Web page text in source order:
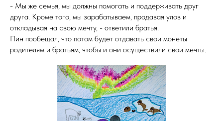
- Мы же семья, мы должны помогать и поддерживать друг
друга. Кроме того, мы зарабатываем, продавая улов и
откладывая на свою мечту, - ответили братья.
Пин пообещал, что потом будет отдавать свои монеты
родителям и братьям, чтобы и они осуществили свои мечты.